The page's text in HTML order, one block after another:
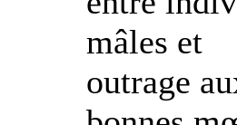
mâles et
outrage